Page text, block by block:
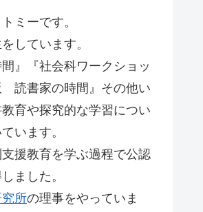
ミーです。
しています。
間』『社会科ワークショッ
読書家の時間』その他い
育や探究的な学習につい
います。
援教育を学ぶ過程で公認
ました。
所の理事をやっていま